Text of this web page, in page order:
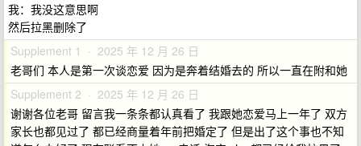
我：我没这意思啊
然后拉黑删除了
Supplement 1 · 2025 年 12 月 26 日
老哥们 本人是第一次谈恋爱 因为是奔着结婚去的 所以一直在附和她
Supplement 2 · 2025 年 12 月 26 日
谢谢各位老哥 留言我一条条都认真看了 我跟她恋爱马上一年了 双方
家长也都见过了 都已经商量着年前把婚定了 但是出了这个事也不知